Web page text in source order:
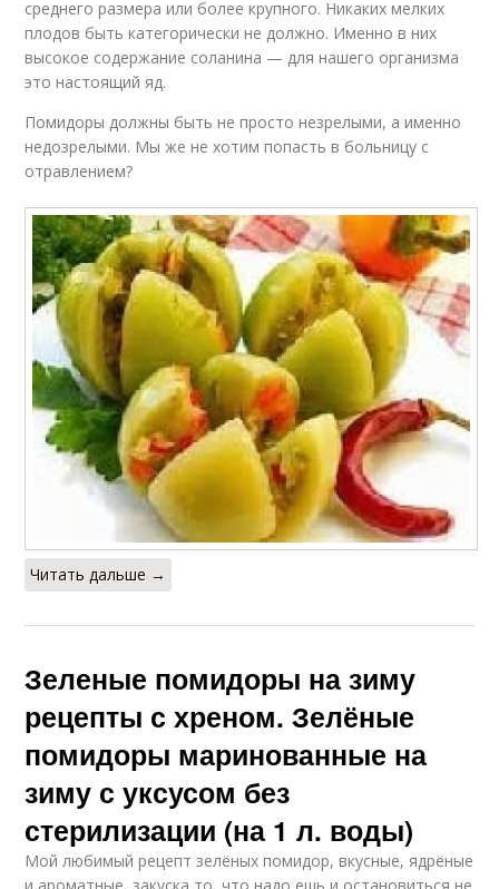
среднего размера или более крупного. Никаких мелких
плодов быть категорически не должно. Именно в них
высокое содержание соланина — для нашего организма
это настоящий яд.
Помидоры должны быть не просто незрелыми, а именно
недозрелыми. Мы же не хотим попасть в больницу с
отравлением?
Читать дальше →
Зеленые помидоры на зиму
рецепты с хреном. Зелёные
помидоры маринованные на
зиму с уксусом без
стерилизации (на 1 л. воды)
Мой любимый рецепт зелёных помидор, вкусные, ядрёные